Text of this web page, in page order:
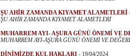
ŞU AHİR ZAMANDA KIYAMET ALAMETLERİ
ŞU AHİR ZAMANDA KIYAMET ALAMETLERİ
MUHARREM AYI- AŞURA GÜNÜ ÖNEMİ VE
MUHARREM AYI-AŞURA GÜNÜ ÖNEMİ VE DEĞERİ
DİNİMİZDE KUL HAKLARI - 19/04/2024